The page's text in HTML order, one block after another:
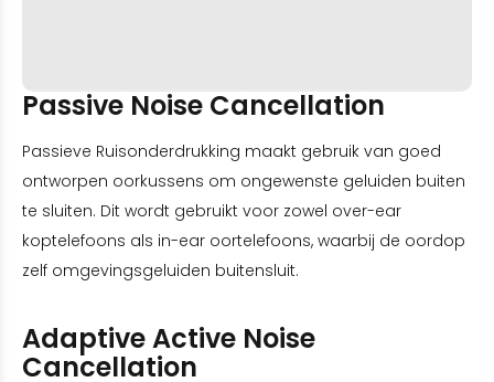
Passive Noise Cancellation
Passieve Ruisonderdrukking maakt gebruik van goed
ontworpen oorkussens om ongewenste geluiden buiten
te sluiten. Dit wordt gebruikt voor zowel over-ear
koptelefoons als in-ear oortelefoons, waarbij de oordop
zelf omgevingsgeluiden buitensluit.
Adaptive Active Noise
Cancellation